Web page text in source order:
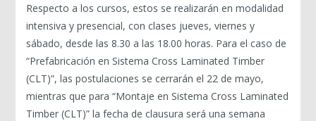
Respecto a los cursos, estos se realizarán en modalidad
intensiva y presencial, con clases jueves, viernes y
sábado, desde las 8.30 a las 18.00 horas. Para el caso de
“Prefabricación en Sistema Cross Laminated Timber
(CLT)”, las postulaciones se cerrarán el 22 de mayo,
mientras que para “Montaje en Sistema Cross Laminated
Timber (CLT)” la fecha de clausura será una semana